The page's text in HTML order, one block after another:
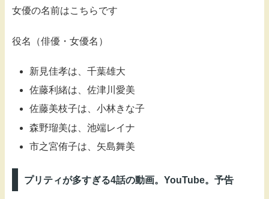
女優の名前はこちらです
役名（俳優・女優名）
新見佳孝は、千葉雄大
佐藤利緒は、佐津川愛美
佐藤美枝子は、小林きな子
森野瑠美は、池端レイナ
市之宮侑子は、矢島舞美
プリティが多すぎる4話の動画。YouTube。予告